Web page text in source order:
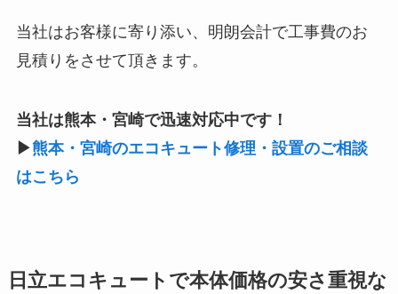
当社はお客様に寄り添い、明朗会計で工事費のお
見積りをさせて頂きます。
当社は熊本・宮崎で迅速対応中です！
▶熊本・宮崎のエコキュート修理・設置のご相談
はこちら
日立エコキュートで本体価格の安さ重視な